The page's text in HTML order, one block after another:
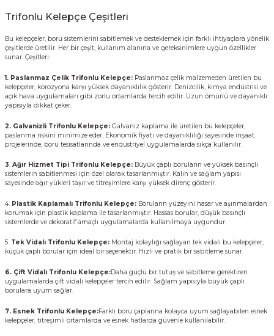
Trifonlu Kelepçe Çeşitleri
Bu kelepçeler, boru sistemlerini sabitlemek ve desteklemek için farklı ihtiyaçlara yönelik
çeşitlerde üretilir. Her bir çeşit, kullanım alanına ve gereksinimlere uygun özellikler
sunar. Çeşitleri:
1. Paslanmaz Çelik Trifonlu Kelepçe: Paslanmaz çelik malzemeden üretilen bu
kelepçeler, korozyona karşı yüksek dayanıklılık gösterir. Denizcilik, kimya endüstrisi ve
açık hava uygulamaları gibi zorlu ortamlarda tercih edilir. Uzun ömürlü ve dayanıklı
yapısıyla dikkat çeker.
2. Galvanizli Trifonlu Kelepçe: Galvaniz kaplama ile üretilen bu kelepçeler,
paslanma riskini minimize eder. Ekonomik fiyatı ve dayanıklılığı sayesinde inşaat
projelerinde, boru tesisatlarında ve endüstriyel uygulamalarda sıkça kullanılır.
3. Ağır Hizmet Tipi Trifonlu Kelepçe: Büyük çaplı boruların ve yüksek basınçlı
sistemlerin sabitlenmesi için özel olarak tasarlanmıştır. Kalın ve sağlam yapısı
sayesinde ağır yükleri taşır ve titreşimlere karşı yüksek direnç gösterir.
4. Plastik Kaplamalı Trifonlu Kelepçe: Boruların yüzeyini hasar ve aşınmalardan
korumak için plastik kaplama ile tasarlanmıştır. Hassas borular, düşük basınçlı
sistemlerde ve dekoratif amaçlı uygulamalarda kullanılmaya uygundur.
5. Tek Vidalı Trifonlu Kelepçe: Montaj kolaylığı sağlayan tek vidalı bu kelepçeler,
küçük çaplı borular için ideal bir seçenektir. Hızlı ve pratik bir sabitleme sunar.
6. Çift Vidalı Trifonlu Kelepçe:Daha güçlü bir tutuş ve sabitleme gerektiren
uygulamalarda çift vidalı kelepçeler tercih edilir. Sağlam yapısıyla büyük çaplı
borulara uyum sağlar.
7. Esnek Trifonlu Kelepçe:Farklı boru çaplarına kolayca uyum sağlayabilen esnek
kelepçeler, titreşimli ortamlarda ve esnek hatlarda güvenle kullanılabilir.